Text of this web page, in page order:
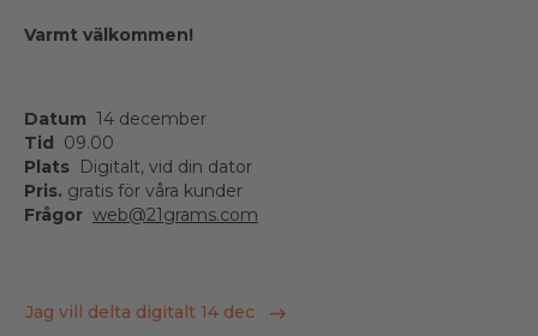
Varmt välkommen!
Datum 14 december
Tid 09.00
Plats Digitalt, vid din dator
Pris. gratis för våra kunder
Frågor web@21grams.com
Jag vill delta digitalt 14 dec